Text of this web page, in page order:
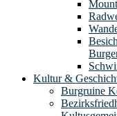
Kultur &
Burgruine